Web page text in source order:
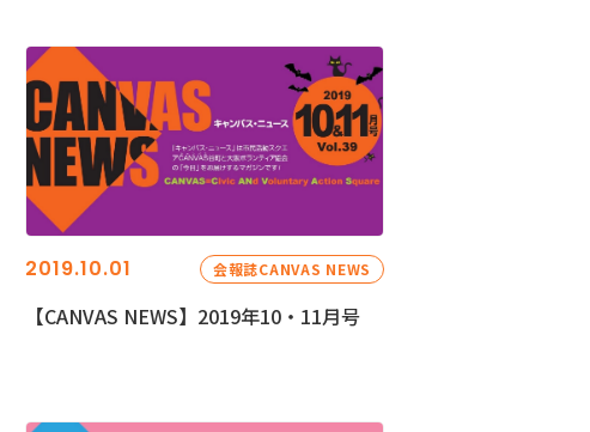
2019.10.01 会報誌CANVAS NEWS
【CANVAS NEWS】2019年10・11月号